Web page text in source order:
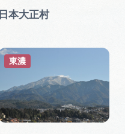
日本大正村
東濃